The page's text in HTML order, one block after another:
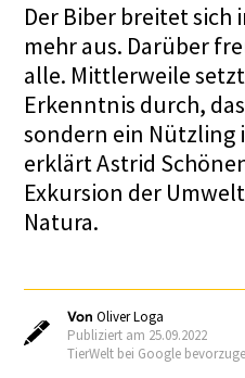
Der Biber breitet sich
mehr aus. Darüber
alle. Mittlerweile
Erkenntnis durch,
sondern ein Nützling
erklärt Astrid
Exkursion der
Natura.
VonOliver Loga
Publiziert am 25.09.2022
TierWelt bei Google